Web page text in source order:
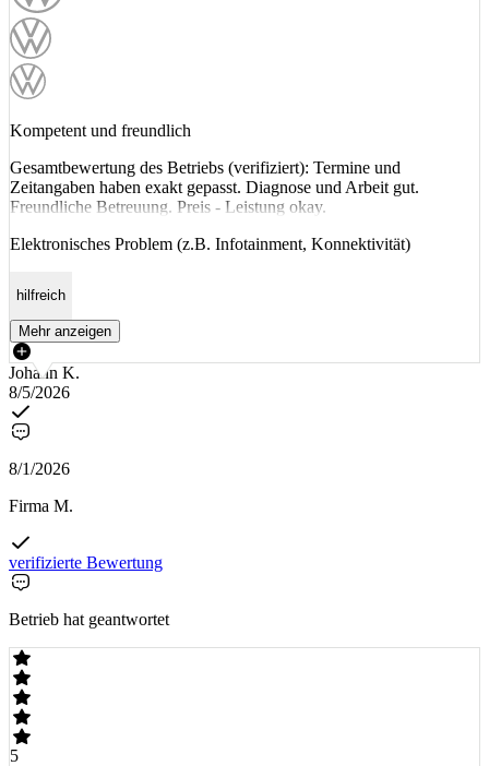
Kompetent und freundlich
Gesamtbewertung des Betriebs (verifiziert): Termine und
Zeitangaben haben exakt gepasst. Diagnose und Arbeit gut.
Freundliche Betreuung. Preis - Leistung okay.
Elektronisches Problem (z.B. Infotainment, Konnektivität)
hilfreich
Mehr anzeigen
Johann K.
8/5/2026
8/1/2026
Firma M.
verifizierte Bewertung
Betrieb hat geantwortet
5